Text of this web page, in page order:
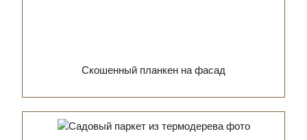
Скошенный планкен на фасад